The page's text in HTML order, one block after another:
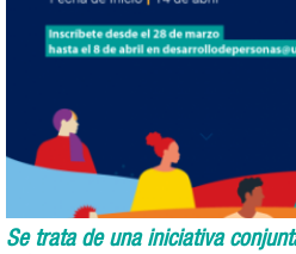
Se trata de una iniciativa